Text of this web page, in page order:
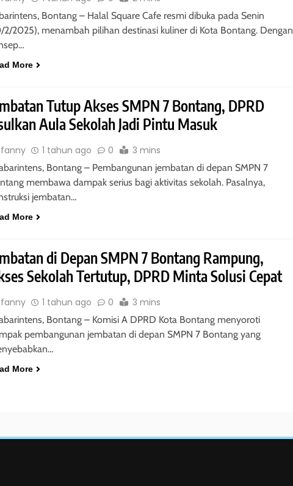
Bontang – Halal Square Cafe resmi dibuka pada Senin
2/2025), menambah pilihan destinasi kuliner di Kota Bontang. Dengan
More
Tutup Akses SMPN 7 Bontang, DPRD
Aula Sekolah Jadi Pintu Masuk
fanny 1 tahun ago 0 3 mins
Bontang – Pembangunan jembatan di depan SMPN 7
membawa dampak serius bagi aktivitas sekolah. Pasalnya,
jembatan…
More
di Depan SMPN 7 Bontang Rampung,
Sekolah Tertutup, DPRD Minta Solusi Cepat
fanny 1 tahun ago 0 3 mins
Bontang – Komisi A DPRD Kota Bontang menyoroti
pembangunan jembatan di depan SMPN 7 Bontang yang
More